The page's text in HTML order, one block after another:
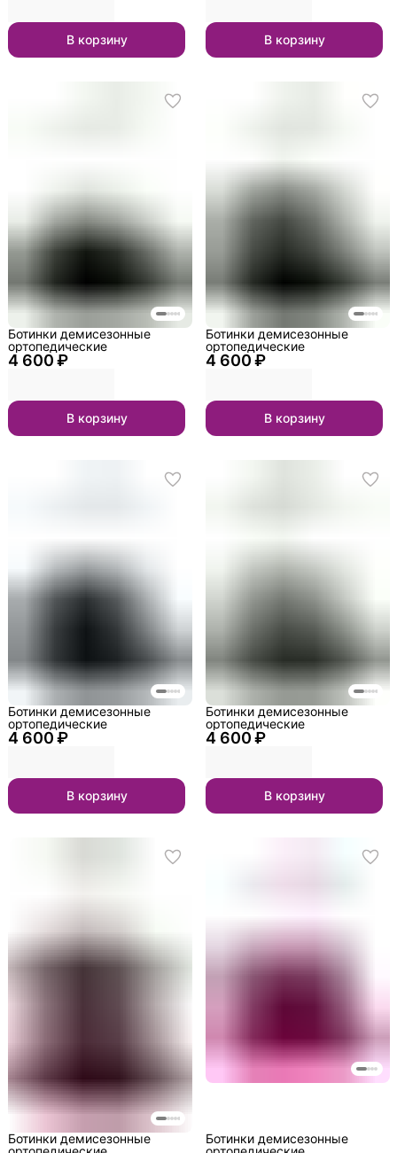
В корзину В корзину
4 600 ₽
Ботинки демисезонные
ортопедические
В корзину
4 600 ₽
Ботинки демисезонные
ортопедические
В корзину
4 600 ₽
Ботинки демисезонные
ортопедические
В корзину
4 600 ₽
Ботинки демисезонные
ортопедические
В корзину
Ботинки демисезонные
Ботинки демисезонные